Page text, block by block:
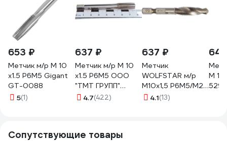
653 ₽
Метчик м/р М 10
х1.5 Р6М5 Gigant
GT-0088
5(1)
637 ₽
Метчик м/р М 10
х1.5 Р6М5 ООО
"ТМТ ГРУПП"
54705
4.7(422)
637 ₽
Метчик
WOLFSTAR м/р
М10х1,5 P6M5/М2
комбинированный
4.1(13)
M
529
Сопутствующие товары